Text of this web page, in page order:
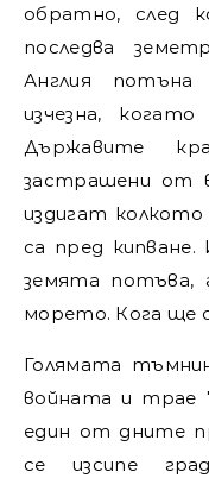
обратно, след
последва
Англия
изчезна,
Държавите
застрашени от
издигат
са пред
земята потъва,
морето. Кога ще
Голямата
войната и трае
един от дните
се изсипе